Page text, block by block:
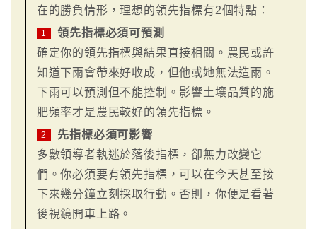
在的勝負情形，理想的領先指標有2個特點：
1
領先指標必須可預測
確定你的領先指標與結果直接相關。農民或許
知道下雨會帶來好收成，但他或她無法造雨。
下雨可以預測但不能控制。影響土壤品質的施
肥頻率才是農民較好的領先指標。
2
先指標必須可影響
多數領導者執迷於落後指標，卻無力改變它
們。你必須要有領先指標，可以在今天甚至接
下來幾分鐘立刻採取行動。否則，你便是看著
後視鏡開車上路。